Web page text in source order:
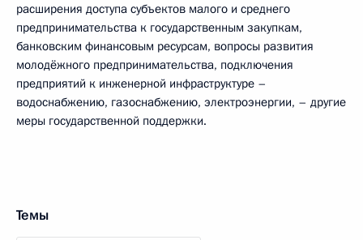
расширения доступа субъектов малого и среднего
предпринимательства к государственным закупкам,
банковским финансовым ресурсам, вопросы развития
молодёжного предпринимательства, подключения
предприятий к инженерной инфраструктуре –
водоснабжению, газоснабжению, электроэнергии, – другие
меры государственной поддержки.
Темы